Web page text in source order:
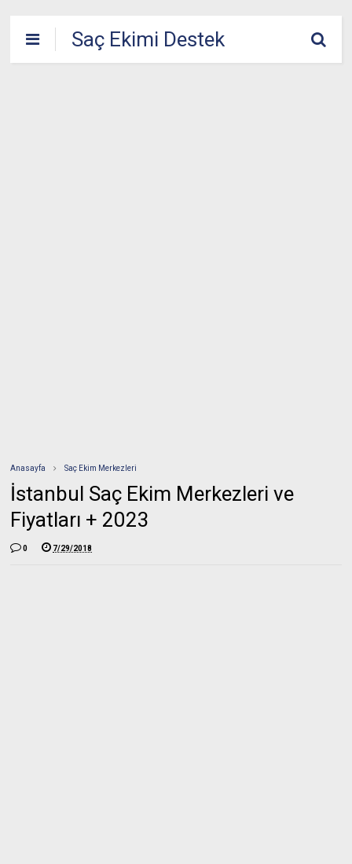
Saç Ekimi Destek
Anasayfa Saç Ekim Merkezleri
İstanbul Saç Ekim Merkezleri ve
Fiyatları + 2023
0 7/29/2018